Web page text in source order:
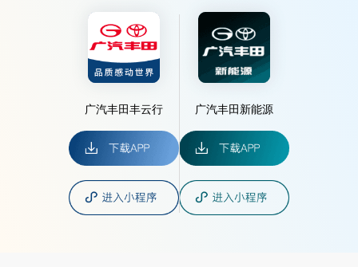
广汽丰田丰云行 广汽丰田新能源